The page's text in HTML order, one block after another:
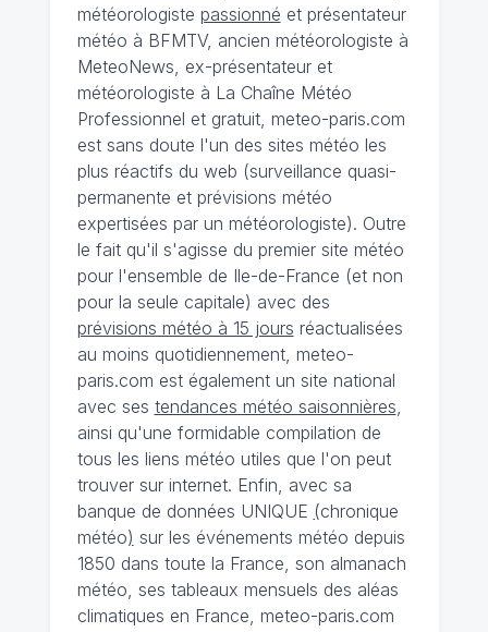
météorologiste passionné et présentateur
météo à BFMTV, ancien météorologiste à
MeteoNews, ex-présentateur et
météorologiste à La Chaîne Météo
Professionnel et gratuit, meteo-paris.com
est sans doute l'un des sites météo les
plus réactifs du web (surveillance quasi-
permanente et prévisions météo
expertisées par un météorologiste). Outre
le fait qu'il s'agisse du premier site météo
pour l'ensemble de Ile-de-France (et non
pour la seule capitale) avec des
prévisions météo à 15 jours réactualisées
au moins quotidiennement, meteo-
paris.com est également un site national
avec ses tendances météo saisonnières
ainsi qu'une formidable compilation de
tous les liens météo utiles que l'on peut
trouver sur internet. Enfin, avec sa
banque de données UNIQUE (chronique
météo) sur les événements météo depuis
1850 dans toute la France, son almanach
météo, ses tableaux mensuels des aléas
climatiques en France, meteo-paris.com